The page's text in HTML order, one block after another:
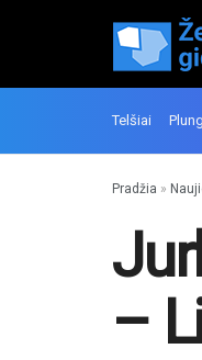
Telšiai
Pradžia »
–